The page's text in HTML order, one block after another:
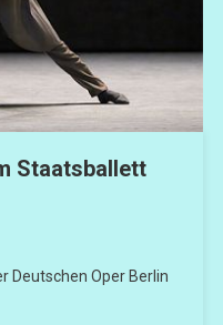
Staatsballett
Deutschen Oper Berlin